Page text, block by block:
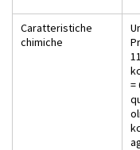
Caratteristiche
chimiche
=